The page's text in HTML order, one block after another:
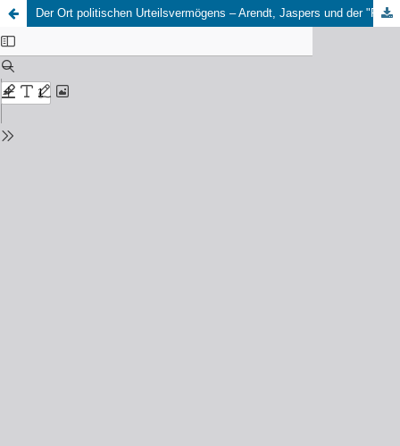
Der Ort politischen Urteilsvermögens – Arendt, Jaspers und der "Raum der humanitas"